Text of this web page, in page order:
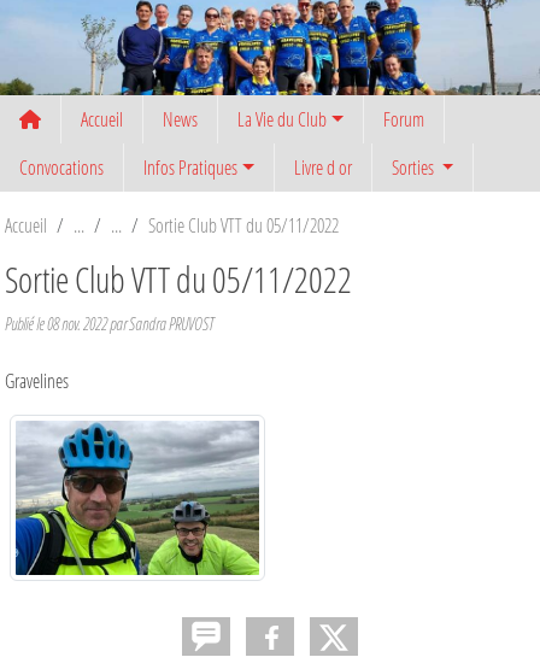
Accueil News La Vie du Club
Forum
Convocations
Infos Pratiques Livre d or Sorties
Accueil Sortie Club VTT du 05/11/2022
Sortie Club VTT du 05/11/2022
Publié le08 nov. 2022parSandra PRUVOST
Gravelines
Panneau de gestion des cookies